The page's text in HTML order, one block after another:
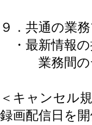
９．共通の業
・最新情報の
業務間のデ
＜キャンセル
録画配信日を